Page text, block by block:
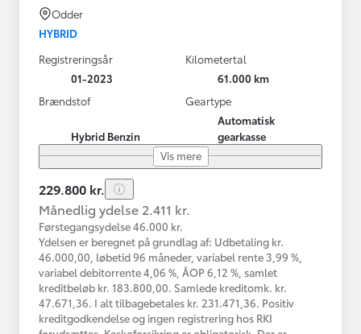
Odder
HYBRID
Registreringsår
01-2023
Kilometertal
61.000 km
Brændstof
Hybrid Benzin
Geartype
Automatisk
gearkasse
Vis mere
229.800 kr.
Månedlig ydelse 2.411 kr.
Førstegangsydelse 46.000 kr.
Ydelsen er beregnet på grundlag af: Udbetaling kr.
46.000,00, løbetid 96 måneder, variabel rente 3,99 %,
variabel debitorrente 4,06 %, ÅOP 6,12 %, samlet
kreditbeløb kr. 183.800,00. Samlede kreditomk. kr.
47.671,36. I alt tilbagebetales kr. 231.471,36. Positiv
kreditgodkendelse og ingen registrering hos RKI